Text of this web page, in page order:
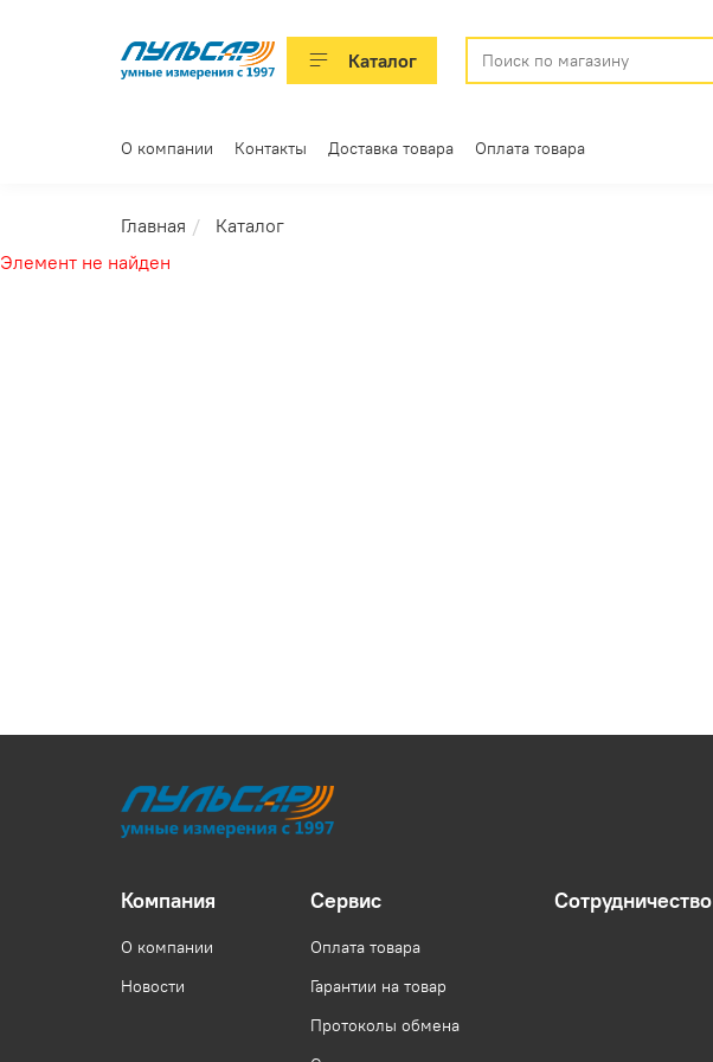
Каталог
О компании Контакты Доставка товара Оплата товара
Главная
Каталог
Элемент не найден
Компания
О компании
Новости
Сервис
Оплата товара
Гарантии на товар
Протоколы обмена
Сотрудничество